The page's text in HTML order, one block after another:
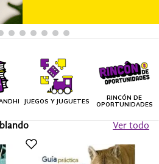
JUEGOS Y JUGUETES
RINCÓN DE
OPORTUNIDADES
Ver todo